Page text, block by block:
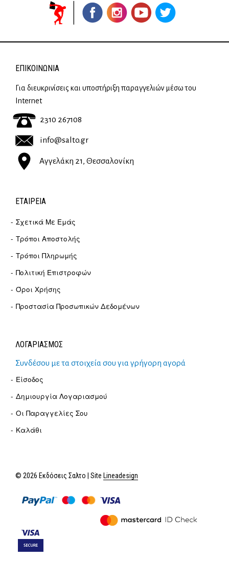
ΕΠΙΚΟΙΝΩΝΊΑ
Για διευκρινίσεις και υποστήριξη παραγγελιών μέσω του
Internet
2310 267108
info@salto.gr
Αγγελάκη 21, Θεσσαλονίκη
ΕΤΑΙΡΕΊΑ
Σχετικά Με Εμάς
Τρόποι Αποστολής
Τρόποι Πληρωμής
Πολιτική Επιστροφών
Όροι Χρήσης
Προστασία Προσωπικών Δεδομένων
ΛΟΓΑΡΙΑΣΜΟΣ
Συνδέσου με τα στοιχεία σου για γρήγορη αγορά
Είσοδος
Δημιουργία Λογαριασμού
Οι Παραγγελίες Σου
Καλάθι
© 2026 Εκδόσεις Σαλτο | Site Lineadesign